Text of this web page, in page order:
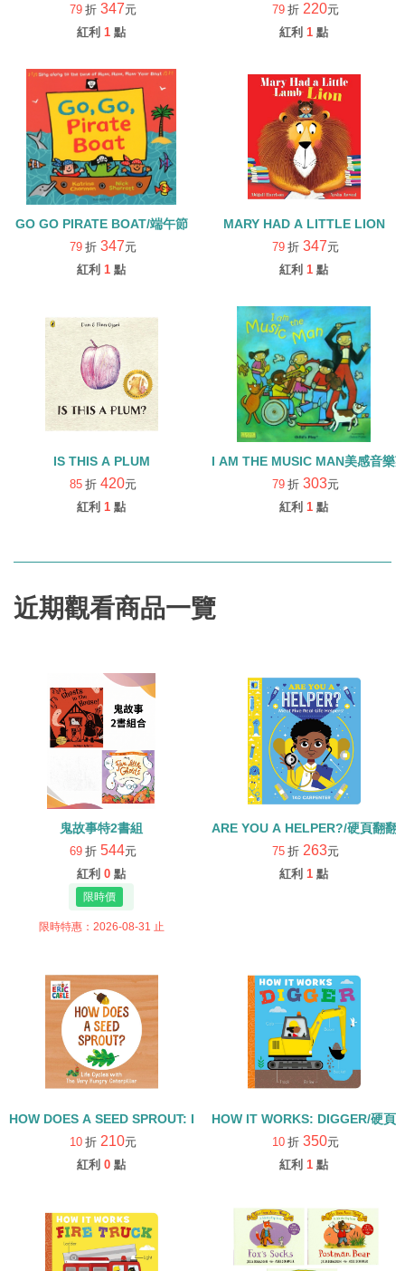
79 折 347元
紅利 1 點
79 折 220元
紅利 1 點
GO GO PIRATE BOAT/端午節
79 折 347元
紅利 1 點
MARY HAD A LITTLE LION
79 折 347元
紅利 1 點
IS THIS A PLUM
85 折 420元
紅利 1 點
I AM THE MUSIC MAN美感音樂
79 折 303元
紅利 1 點
近期觀看商品一覽
鬼故事特2書組
69 折 544元
紅利 0 點
限時特惠：2026-08-31 止
ARE YOU A HELPER?/硬頁翻翻
75 折 263元
紅利 1 點
HOW DOES A SEED SPROUT: LIFE CYCLES WITH THE VERY
10 折 210元
紅利 0 點
HOW IT WORKS: DIGGER/硬頁
10 折 350元
紅利 1 點